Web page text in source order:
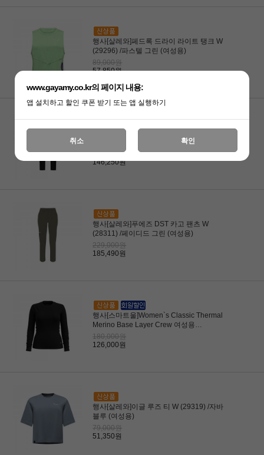
행사[살레와]페드록 드라이 라이트 탱크 W
(29296) /파스텔 그린 (여성용)
89,000원
57,850원
행사[살레와]페드록 5 DST 레귤러 팬츠 W
(29302) /블랙아웃 (0910) (3010)
225,000원
146,250원
행사[살레와]푸에즈 DST 카고 팬츠 W
(28311) /페이디드 그린 (여성용)
229,000원
185,490원
행사[스마트울]Women`s Classic Thermal
Merino Base Layer Crew 여성용
(SWF6WAA001)
180,000원
126,000원
행사[살레와]이글 루즈 티 W (29319) /자바
블루 (여성용)
79,000원
51,350원
www.gayamy.co.kr의 페이지 내용:
앱 설치하고 할인 쿠폰 받기 또는 앱 실행하기
취소 확인